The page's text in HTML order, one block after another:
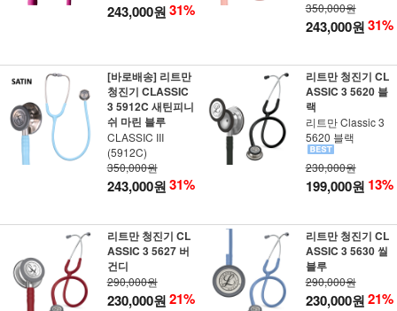
243,000원31%
350,000원
243,000원31%
[바로배송] 리트만
청진기 CLASSIC
3 5912C 새틴피니
쉬 마린 블루
CLASSIC III
(5912C)
350,000원
243,000원31%
리트만 청진기 CL
ASSIC 3 5620 블
랙
리트만 Classic 3
5620 블랙
230,000원
199,000원 13%
리트만 청진기 CL
ASSIC 3 5627 버
건디
290,000원
230,000원21%
리트만 청진기 CL
ASSIC 3 5630 씰
블루
290,000원
230,000원21%